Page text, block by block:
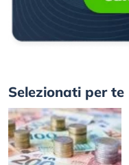
Selezionati per te